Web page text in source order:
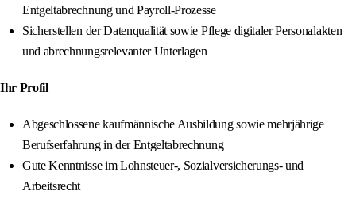
Entgeltabrechnung und Payroll-Prozesse
Sicherstellen der Datenqualität sowie Pflege digitaler Personalakten
und abrechnungsrelevanter Unterlagen
Ihr Profil
Abgeschlossene kaufmännische Ausbildung sowie mehrjährige
Berufserfahrung in der Entgeltabrechnung
Gute Kenntnisse im Lohnsteuer-, Sozialversicherungs- und
Arbeitsrecht